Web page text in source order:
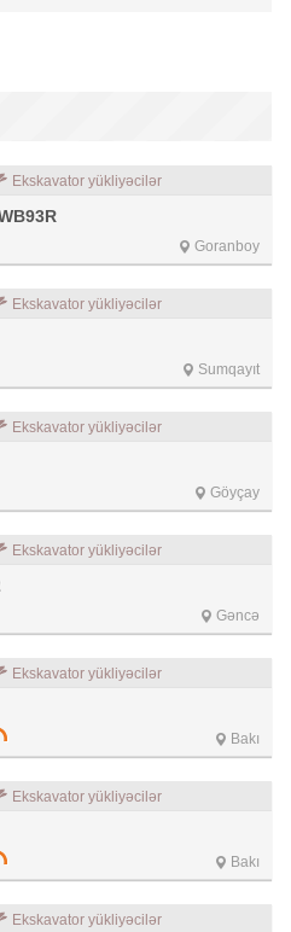
Ekskavator yükliyəcilər
Goranboy
Ekskavator yükliyəcilər
Sumqayıt
Ekskavator yükliyəcilər
Göyçay
Ekskavator yükliyəcilər
Gəncə
Ekskavator yükliyəcilər
Bakı
Ekskavator yükliyəcilər
Bakı
Ekskavator yükliyəcilər